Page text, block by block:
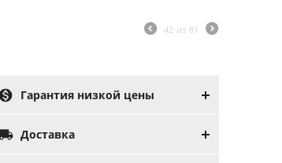
42 из 81
Гарантия низкой цены
Доставка